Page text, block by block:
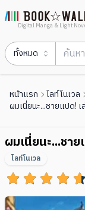
Digital Manga & Light
ทั้งหมด
หน้าแรก ไลท์โนเวล
ผมเนี่ยนะ...ชายแปด! เ
ผมเนี่ยนะ...ชา
ไลท์โนเวล